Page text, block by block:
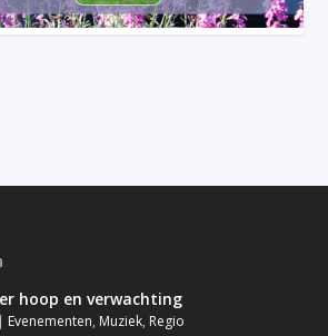
hoop en verwachting
| Evenementen, Muziek, Regio